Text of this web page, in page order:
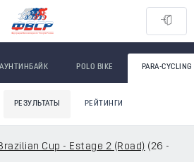
POLO BIKE PARA-CYCLING
РЕЗУЛЬТАТЫ РЕЙТИНГИ
Cup - Estage 2 (Road) (26 -